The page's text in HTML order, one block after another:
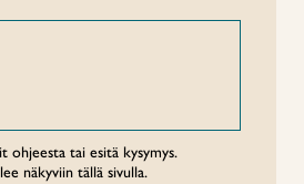
ohjeesta tai esitä kysymys.
näkyviin tällä sivulla.